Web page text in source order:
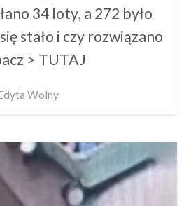
34 loty, a 272 było
stało i czy rozwiązano
> TUTAJ
Wolny